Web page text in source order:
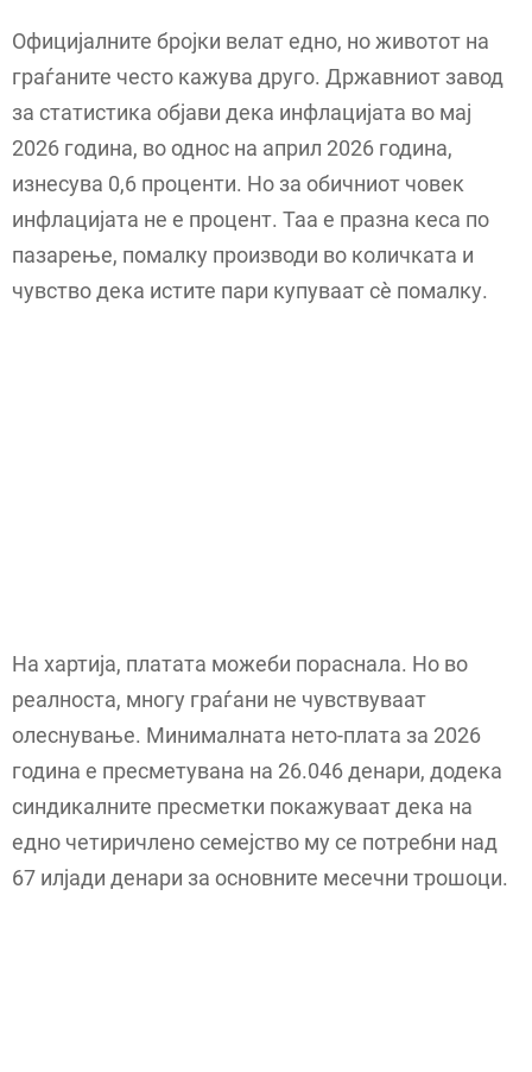
Официјалните бројки велат едно, но животот на
граѓаните често кажува друго. Државниот завод
за статистика објави дека инфлацијата во мај
2026 година, во однос на април 2026 година,
изнесува 0,6 проценти. Но за обичниот човек
инфлацијата не е процент. Таа е празна кеса по
пазарење, помалку производи во количката и
чувство дека истите пари купуваат сè помалку.
На хартија, платата можеби пораснала. Но во
реалноста, многу граѓани не чувствуваат
олеснување. Минималната нето-плата за 2026
година е пресметувана на 26.046 денари, додека
синдикалните пресметки покажуваат дека на
едно четиричлено семејство му се потребни над
67 илјади денари за основните месечни трошоци.